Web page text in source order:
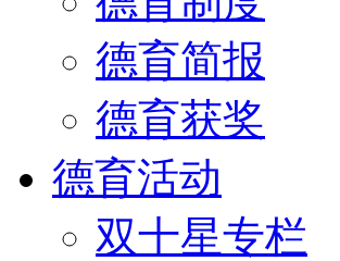
德育简报
德育获奖
德育活动
双十星专栏